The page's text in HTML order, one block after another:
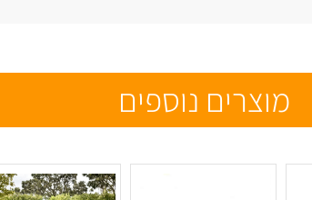
מוצרים נוספים